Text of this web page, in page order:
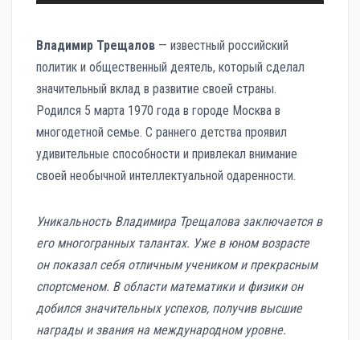
Владимир Трещалов — известный российский
политик и общественный деятель, который сделал
значительный вклад в развитие своей страны.
Родился 5 марта 1970 года в городе Москва в
многодетной семье. С раннего детства проявил
удивительные способности и привлекал внимание
своей необычной интеллектуальной одаренности.
Уникальность Владимира Трещалова заключается в
его многогранных талантах. Уже в юном возрасте
он показал себя отличным учеником и прекрасным
спортсменом. В области математики и физики он
добился значительных успехов, получив высшие
награды и звания на международном уровне.